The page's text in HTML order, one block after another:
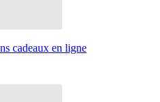
cadeaux en ligne